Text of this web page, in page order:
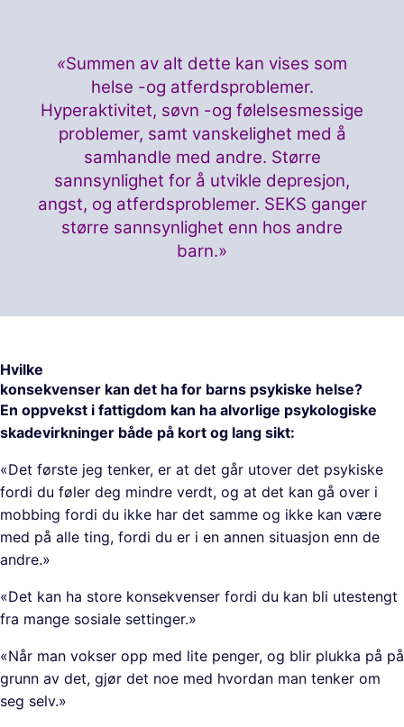
«Summen av alt dette kan vises som
helse -og atferdsproblemer.
Hyperaktivitet, søvn -og følelsesmessige
problemer, samt vanskelighet med å
samhandle med andre. Større
sannsynlighet for å utvikle depresjon,
angst, og atferdsproblemer. SEKS ganger
større sannsynlighet enn hos andre
barn.»
Hvilke
konsekvenser kan det ha for barns psykiske helse?
En oppvekst i fattigdom kan ha alvorlige psykologiske
skadevirkninger både på kort og lang sikt:
«Det første jeg tenker, er at det går utover det psykiske
fordi du føler deg mindre verdt, og at det kan gå over i
mobbing fordi du ikke har det samme og ikke kan være
med på alle ting, fordi du er i en annen situasjon enn de
andre.»
«Det kan ha store konsekvenser fordi du kan bli utestengt
fra mange sosiale settinger.»
«Når man vokser opp med lite penger, og blir plukka på på
grunn av det, gjør det noe med hvordan man tenker om
seg selv.»